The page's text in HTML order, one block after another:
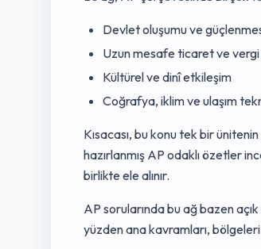
Devlet oluşumu ve
Uzun mesafe ticaret ve
Kültürel ve dinî etkileşim
Coğrafya, iklim ve ulaşım
Kısacası, bu konu tek bir
hazırlanmış AP odaklı özetler
birlikte ele alınır.
AP sorularında bu ağ bazen
yüzden ana kavramları,